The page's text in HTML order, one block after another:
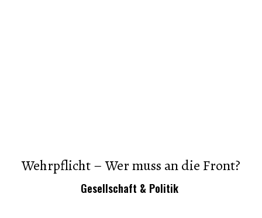
Wehrpflicht – Wer muss an die Front?
Gesellschaft & Politik